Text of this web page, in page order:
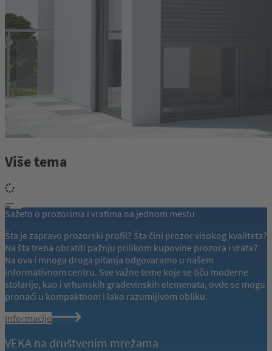
Više tema
Sažeto o prozorima i vratima na jednom mestu
Šta je zapravo prozorski profil? Šta čini prozor visokog kvaliteta?
Na šta treba obratiti pažnju prilikom kupovine prozora i vrata?
Na ova i mnoga druga pitanja odgovaramo u našem
informativnom centru. Sve važne teme koje se tiču moderne
stolarije, kao i vrhunskih građevinskih elemenata, ovde se mogu
pronaći u kompaktnom i lako razumljivom obliku.
Informacije
VEKA na društvenim mrežama